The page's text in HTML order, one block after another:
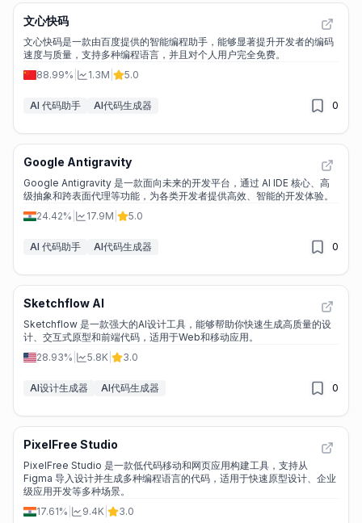
文心快码
文心快码是一款由百度提供的智能编程助手，能够显著提升开发者的编码
速度与质量，支持多种编程语言，并且对个人用户完全免费。
88.99%
1.3M 5.0
AI 代码助手 AI代码生成器 0
Google Antigravity
Google Antigravity 是一款面向未来的开发平台，通过 AI IDE 核心、高
级抽象和跨表面代理等功能，为各类开发者提供高效、智能的开发体验。
24.42%
17.9M 5.0
AI 代码助手 AI代码生成器 0
Sketchflow AI
Sketchflow 是一款强大的AI设计工具，能够帮助你快速生成高质量的设
计、交互式原型和前端代码，适用于Web和移动应用。
28.93%
5.8K 3.0
AI设计生成器 AI代码生成器 0
PixelFree Studio
PixelFree Studio 是一款低代码移动和网页应用构建工具，支持从
Figma 导入设计并生成多种编程语言的代码，适用于快速原型设计、企业
级应用开发等多种场景。
17.61%
9.4K 3.0